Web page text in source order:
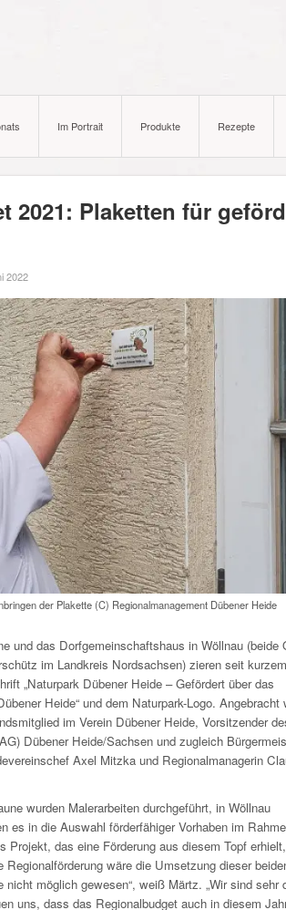
Im Portrait Produkte Rezepte
2021: Plaketten für
2022
der Plakette (C) Regionalmanagement Dübener Heide
und das Dorfgemeinschaftshaus in Wöllnau (beide
im Landkreis Nordsachsen) zieren seit
„Naturpark Dübener Heide – Gefördert über das
Heide“ und dem Naturpark-Logo. Angebracht
im Verein Dübener Heide, Vorsitzender
Dübener Heide/Sachsen und zugleich
Axel Mitzka und Regionalmanagerin
wurden Malerarbeiten durchgeführt, in Wöllnau
es in die Auswahl förderfähiger Vorhaben im
Projekt, das eine Förderung aus diesem Topf
Regionalförderung wäre die Umsetzung dieser
nicht möglich gewesen“, weiß Märtz. „Wir sind sehr
uns, dass das Regionalbudget auch in diesem